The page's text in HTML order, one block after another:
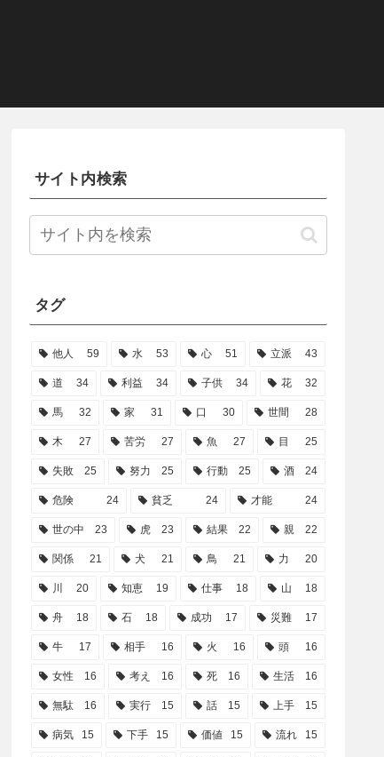
サイト内検索
タグ
他人 59 水 53 心 51 立派 43
道 34 利益 34 子供 34 花 32
馬 32 家 31 口 30 世間 28
木 27 苦労 27 魚 27 目 25
失敗 25 努力 25 行動 25 酒 24
危険 24 貧乏 24 才能 24
世の中 23 虎 23 結果 22 親 22
関係 21 犬 21 鳥 21 力 20
川 20 知恵 19 仕事 18 山 18
舟 18 石 18 成功 17 災難 17
牛 17 相手 16 火 16 頭 16
女性 16 考え 16 死 16 生活 16
無駄 16 実行 15 話 15 上手 15
病気 15 下手 15 価値 15 流れ 15